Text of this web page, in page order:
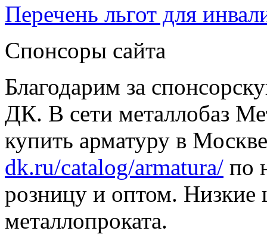
Перечень льгот для
Спонсоры сайта
Благодарим за
ДК. В сети металлобаз
купить арматуру в
dk.ru/catalog/armatura/ по
розницу и оптом. Низкие
металлопроката.